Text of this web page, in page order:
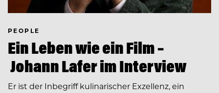
PEOPLE
Ein Leben wie ein Film –
Johann Lafer im Interview
Er ist der Inbegriff kulinarischer Exzellenz, ein